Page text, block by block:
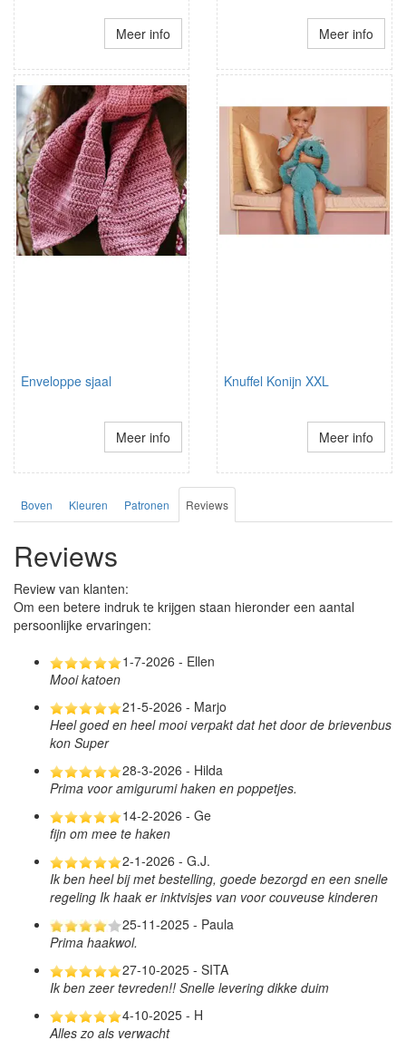
Meer info Meer info
Enveloppe sjaal
Meer info
Knuffel Konijn XXL
Meer info
Boven Kleuren Patronen Reviews
Reviews
Review van klanten:
Om een betere indruk te krijgen staan hieronder een aantal
persoonlijke ervaringen:
1-7-2026 - Ellen
Mooi katoen
21-5-2026 - Marjo
Heel goed en heel mooi verpakt dat het door de brievenbus
kon Super
28-3-2026 - Hilda
Prima voor amigurumi haken en poppetjes.
14-2-2026 - Ge
fijn om mee te haken
2-1-2026 - G.J.
Ik ben heel bij met bestelling, goede bezorgd en een snelle
regeling Ik haak er inktvisjes van voor couveuse kinderen
25-11-2025 - Paula
Prima haakwol.
27-10-2025 - SITA
Ik ben zeer tevreden!! Snelle levering dikke duim
4-10-2025 - H
Alles zo als verwacht